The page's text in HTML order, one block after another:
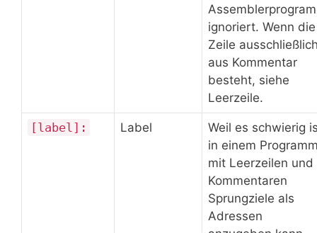
ignoriert. Wenn die
Zeile
aus Kommentar
besteht, siehe
Leerzeile.
[label]: Label
Weil es schwierig
in einem
mit Leerzeilen und
Kommentaren
Sprungziele als
Adressen